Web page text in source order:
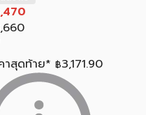
าสุดท้าย* ฿3,171.90